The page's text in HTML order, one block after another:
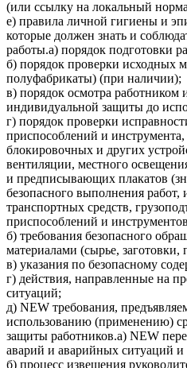
(или ссылку на локальный
е) правила личной гигиены и
которые должен знать и
работы.а) порядок подготовки
б) порядок проверки исходных
полуфабрикаты) (при наличии);
в) порядок осмотра работником
индивидуальной защиты до
г) порядок проверки
приспособлений и
блокировочных и других
вентиляции, местного
и предписывающих плакатов
безопасного выполнения работ,
транспортных средств,
приспособлений и
б) требования безопасного
материалами (сырье, заготовки,
в) указания по безопасному
г) действия, направленные на
ситуаций;
д) NEW требования,
использованию (применению)
защиты работников.а) NEW
аварий и аварийных ситуаций
б) процесс извещения